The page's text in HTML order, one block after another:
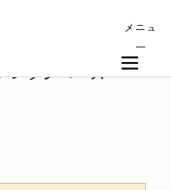
メニュ
ー
レッジベース